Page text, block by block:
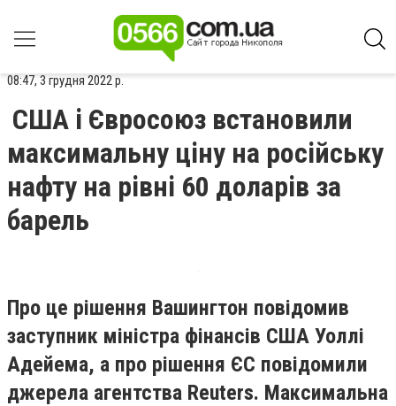
08:47, 3 грудня 2022 р.
США і Євросоюз встановили
максимальну ціну на російську
нафту на рівні 60 доларів за
барель
Про це рішення Вашингтон повідомив
заступник міністра фінансів США Уоллі
Адейема, а про рішення ЄС повідомили
джерела агентства Reuters. Максимальна